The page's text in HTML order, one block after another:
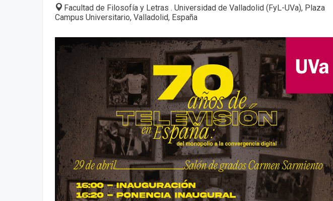
Facultad de Filosofía y Letras . Universidad de Valladolid (FyL-UVa), Plaza
Campus Universitario, Valladolid, España